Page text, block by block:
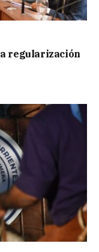
regularización